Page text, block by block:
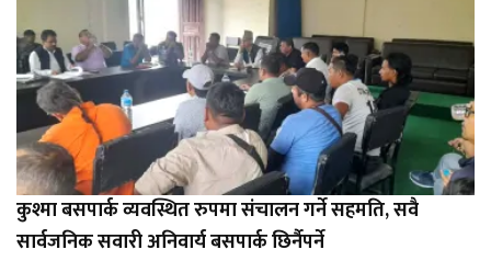
कुश्मा बसपार्क व्यवस्थित रुपमा संचालन गर्ने सहमति, सवै
सार्वजनिक सवारी अनिवार्य बसपार्क छिर्नैपर्ने